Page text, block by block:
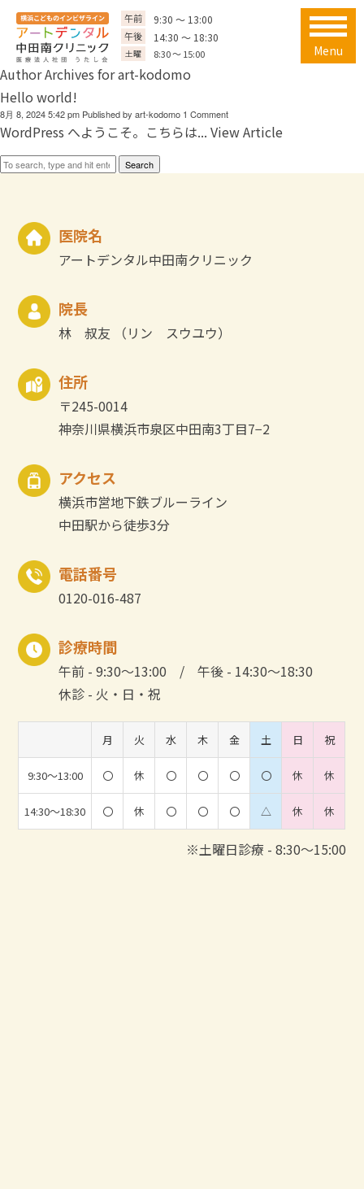
Menu
午前 9:30 ～ 13:00
午後 14:30 ～ 18:30
土曜 8:30 ～ 15:00
Author Archives for art-kodomo
Hello world!
8月 8, 2024 5:42 pm Published by art-kodomo 1 Comment
WordPress へようこそ。こちらは... View Article
Search
医院名
アートデンタル中田南クリニック
院長
林 叔友 （リン スウユウ）
住所
〒245-0014
神奈川県横浜市泉区中田南3丁目7−2
アクセス
横浜市営地下鉄ブルーライン
中田駅から徒歩3分
電話番号
0120-016-487
診療時間
午前 - 9:30～13:00 / 午後 - 14:30～18:30
休診 - 火・日・祝
月 火 水 木 金 土 日 祝
9:30～13:00 〇 休 〇 〇 〇 〇 休 休
14:30～18:30 〇 休 〇 〇 〇 △ 休 休
※土曜日診療 - 8:30～15:00